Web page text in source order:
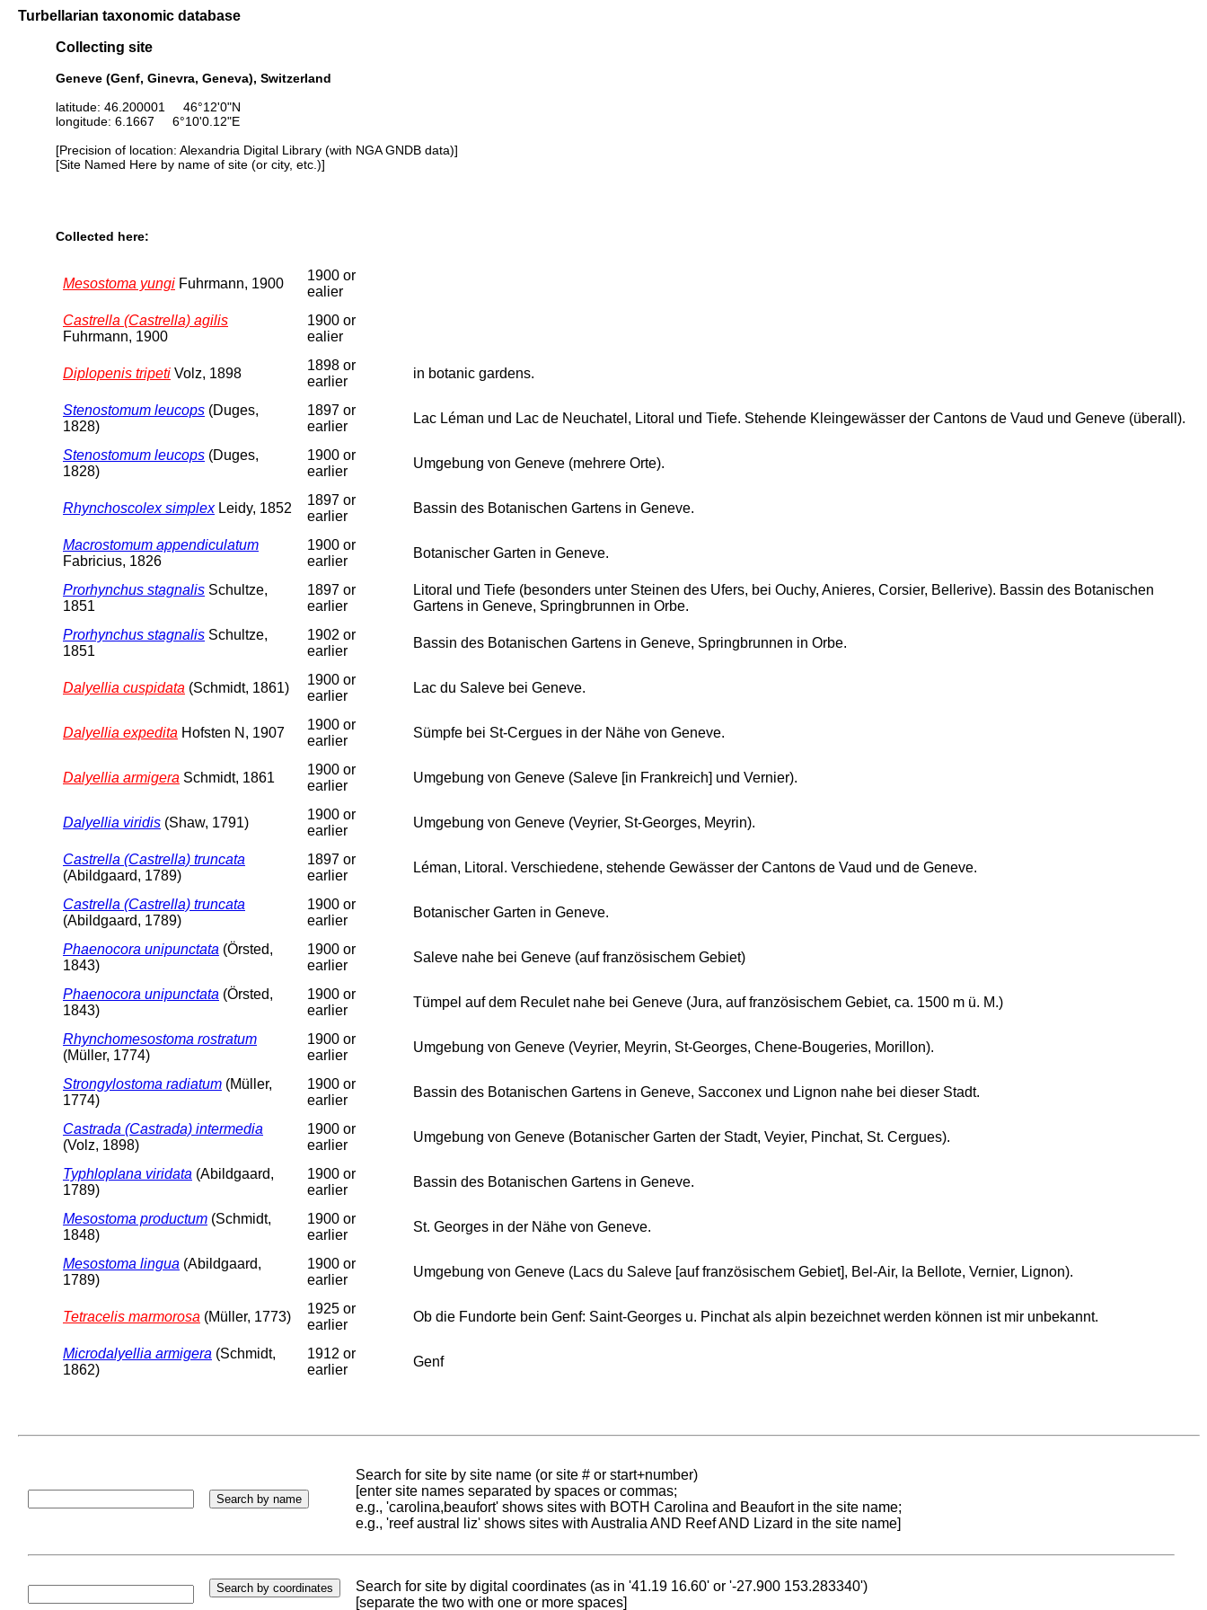
Turbellarian taxonomic database
Collecting site
Geneve (Genf, Ginevra, Geneva), Switzerland
latitude: 46.200001 46°12'0"N
longitude: 6.1667 6°10'0.12"E
[Precision of location: Alexandria Digital Library (with NGA GNDB data)]
[Site Named Here by name of site (or city, etc.)]
Collected here:
Mesostoma yungi Fuhrmann, 1900
1900 or
ealier
Castrella (Castrella) agilis
Fuhrmann, 1900
1900 or
ealier
Diplopenis tripeti Volz, 1898
1898 or
earlier
in botanic gardens.
Stenostomum leucops (Duges,
1828)
1897 or
earlier
Lac Léman und Lac de Neuchatel, Litoral und Tiefe. Stehende Kleingewässer der Cantons de Vaud und Geneve (überall).
Stenostomum leucops (Duges,
1828)
1900 or
earlier
Umgebung von Geneve (mehrere Orte).
Rhynchoscolex simplexLeidy, 1852
1897 or
earlier
Bassin des Botanischen Gartens in Geneve.
Macrostomum appendiculatum
Fabricius, 1826
1900 or
earlier
Botanischer Garten in Geneve.
Prorhynchus stagnalis Schultze,
1851
1897 or
earlier
Litoral und Tiefe (besonders unter Steinen des Ufers, bei Ouchy, Anieres, Corsier, Bellerive). Bassin des Botanischen
Gartens in Geneve, Springbrunnen in Orbe.
Prorhynchus stagnalis Schultze,
1851
1902 or
earlier
Bassin des Botanischen Gartens in Geneve, Springbrunnen in Orbe.
Dalyellia cuspidata (Schmidt, 1861)
1900 or
earlier
Lac du Saleve bei Geneve.
Dalyellia expedita Hofsten N, 1907
1900 or
earlier
Sümpfe bei St-Cergues in der Nähe von Geneve.
Dalyellia armigera Schmidt, 1861
1900 or
earlier
Umgebung von Geneve (Saleve [in Frankreich] und Vernier).
Dalyellia viridis (Shaw, 1791)
1900 or
earlier
Umgebung von Geneve (Veyrier, St-Georges, Meyrin).
Castrella (Castrella) truncata
(Abildgaard, 1789)
1897 or
earlier
Léman, Litoral. Verschiedene, stehende Gewässer der Cantons de Vaud und de Geneve.
Castrella (Castrella) truncata
(Abildgaard, 1789)
1900 or
earlier
Botanischer Garten in Geneve.
Phaenocora unipunctata (Örsted,
1843)
1900 or
earlier
Saleve nahe bei Geneve (auf französischem Gebiet)
Phaenocora unipunctata (Örsted,
1843)
1900 or
earlier
Tümpel auf dem Reculet nahe bei Geneve (Jura, auf französischem Gebiet, ca. 1500 m ü. M.)
Rhynchomesostoma rostratum
(Müller, 1774)
1900 or
earlier
Umgebung von Geneve (Veyrier, Meyrin, St-Georges, Chene-Bougeries, Morillon).
Strongylostoma radiatum (Müller,
1774)
1900 or
earlier
Bassin des Botanischen Gartens in Geneve, Sacconex und Lignon nahe bei dieser Stadt.
Castrada (Castrada) intermedia
(Volz, 1898)
1900 or
earlier
Umgebung von Geneve (Botanischer Garten der Stadt, Veyier, Pinchat, St. Cergues).
Typhloplana viridata (Abildgaard,
1789)
1900 or
earlier
Bassin des Botanischen Gartens in Geneve.
Mesostoma productum (Schmidt,
1848)
1900 or
earlier
St. Georges in der Nähe von Geneve.
Mesostoma lingua (Abildgaard,
1789)
1900 or
earlier
Umgebung von Geneve (Lacs du Saleve [auf französischem Gebiet], Bel-Air, la Bellote, Vernier, Lignon).
Tetracelis marmorosa (Müller, 1773)
1925 or
earlier
Ob die Fundorte bein Genf: Saint-Georges u. Pinchat als alpin bezeichnet werden können ist mir unbekannt.
Microdalyellia armigera (Schmidt,
1862)
1912 or
earlier
Genf
Search for site by site name (or site # or start+number)
[enter site names separated by spaces or commas;
e.g., 'carolina,beaufort' shows sites with BOTH Carolina and Beaufort in the site name;
e.g., 'reef austral liz' shows sites with Australia AND Reef AND Lizard in the site name]
Search for site by digital coordinates (as in '41.19 16.60' or '-27.900 153.283340')
[separate the two with one or more spaces]